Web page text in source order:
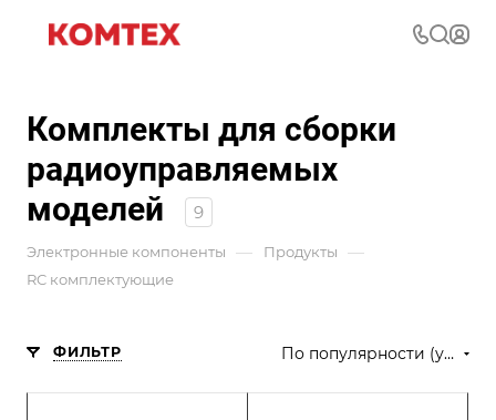
Комплекты для сборки
радиоуправляемых
моделей
9
Электронные компоненты — Продукты —
RC комплектующие
ФИЛЬТР По популярности (убывание)